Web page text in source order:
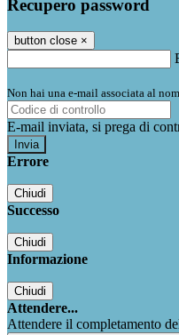
Recupero password
button close ×
Non hai una e-mail associata al
E-mail inviata, si prega di
Errore
Chiudi
Successo
Chiudi
Informazione
Chiudi
Attendere...
Attendere il completamento